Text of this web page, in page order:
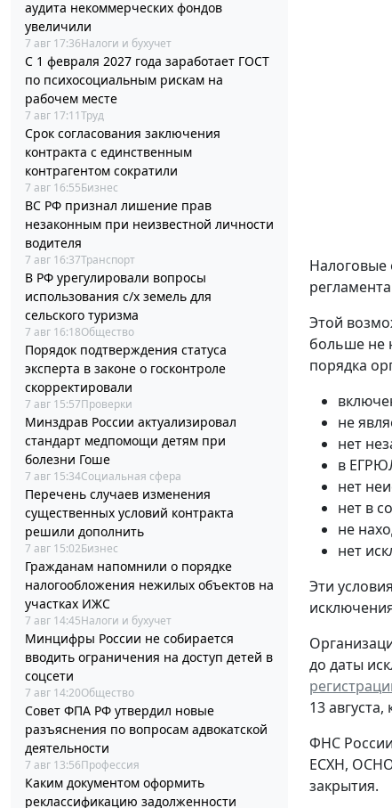
аудита некоммерческих фондов
увеличили
7 авг 17:36Налоги и бухучет
С 1 февраля 2027 года заработает ГОСТ
по психосоциальным рискам на
рабочем месте
7 авг 17:11Труд
Срок согласования заключения
контракта с единственным
контрагентом сократили
7 авг 16:55Бизнес
ВС РФ признал лишение прав
незаконным при неизвестной личности
водителя
7 авг 16:37Транспорт
В РФ урегулировали вопросы
использования с/х земель для
сельского туризма
7 авг 16:18Общество
Порядок подтверждения статуса
эксперта в законе о госконтроле
скорректировали
7 авг 15:57Проверки
Минздрав России актуализировал
стандарт медпомощи детям при
болезни Гоше
7 авг 15:34Социальная сфера
Перечень случаев изменения
существенных условий контракта
решили дополнить
7 авг 15:02Бизнес
Гражданам напомнили о порядке
налогообложения нежилых объектов на
участках ИЖС
7 авг 14:45Налоги и бухучет
Минцифры России не собирается
вводить ограничения на доступ детей в
соцсети
7 авг 14:20Общество
Совет ФПА РФ утвердил новые
разъяснения по вопросам адвокатской
деятельности
7 авг 13:56Профессия
Каким документом оформить
реклассификацию задолженности
Налоговые
Этой
больше не
порядка
не
нет
в
нет
нет в
не
нет
Эти
до даты
13
ФНС
ЕСХН,
закрытия.